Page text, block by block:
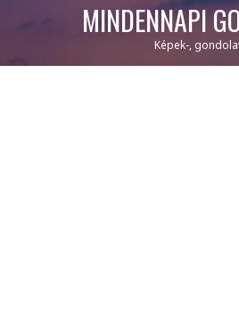
MINDENNAPI
Képek-,